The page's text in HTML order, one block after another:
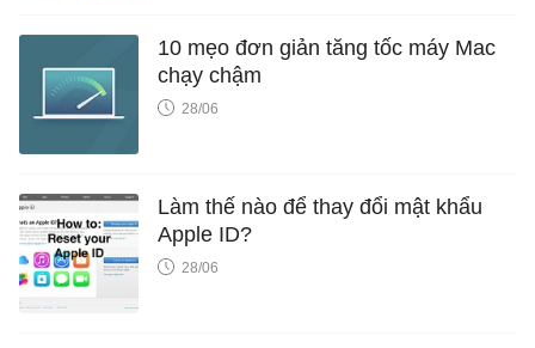
10 mẹo đơn giản tăng tốc máy Mac
chạy chậm
28/06
Làm thế nào để thay đổi mật khẩu
Apple ID?
28/06